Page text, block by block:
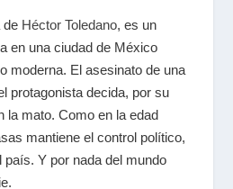
de Héctor Toledano, es un
en una ciudad de México
moderna. El asesinato de una
protagonista decida, por su
la mato. Como en la edad
mantiene el control político,
Y por nada del mundo